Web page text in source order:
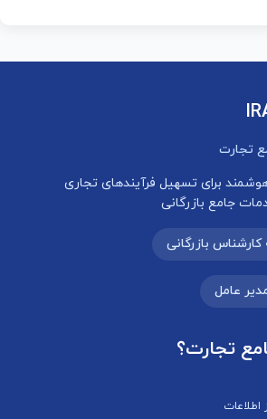
تجارت
برای تسهیل فرآیندهای تجاری
جامع بازرگانی
تجارت؟
اطلاعات